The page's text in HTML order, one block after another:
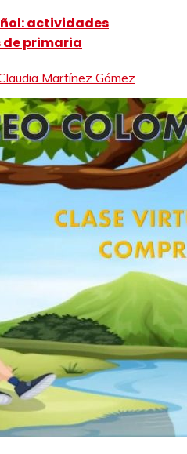
actividades
primaria
Martínez Gómez